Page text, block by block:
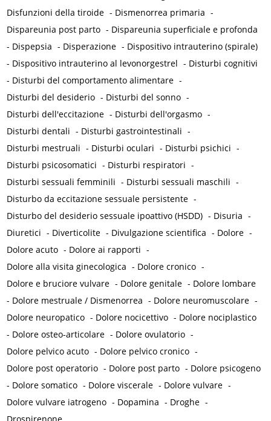
Disfunzioni della tiroide - Dismenorrea primaria -
Dispareunia post parto - Dispareunia superficiale e profonda
- Dispepsia - Disperazione - Dispositivo intrauterino (spirale)
- Dispositivo intrauterino al levonorgestrel - Disturbi cognitivi
- Disturbi del comportamento alimentare -
Disturbi del desiderio - Disturbi del sonno -
Disturbi dell'eccitazione - Disturbi dell'orgasmo -
Disturbi dentali - Disturbi gastrointestinali -
Disturbi mestruali - Disturbi oculari - Disturbi psichici -
Disturbi psicosomatici - Disturbi respiratori -
Disturbi sessuali femminili - Disturbi sessuali maschili -
Disturbo da eccitazione sessuale persistente -
Disturbo del desiderio sessuale ipoattivo (HSDD) - Disuria -
Diuretici - Diverticolite - Divulgazione scientifica - Dolore -
Dolore acuto - Dolore ai rapporti -
Dolore alla visita ginecologica - Dolore cronico -
Dolore e bruciore vulvare - Dolore genitale - Dolore lombare
- Dolore mestruale / Dismenorrea - Dolore neuromuscolare -
Dolore neuropatico - Dolore nocicettivo - Dolore nociplastico
- Dolore osteo-articolare - Dolore ovulatorio -
Dolore pelvico acuto - Dolore pelvico cronico -
Dolore post operatorio - Dolore post parto - Dolore psicogeno
- Dolore somatico - Dolore viscerale - Dolore vulvare -
Dolore vulvare iatrogeno - Dopamina - Droghe -